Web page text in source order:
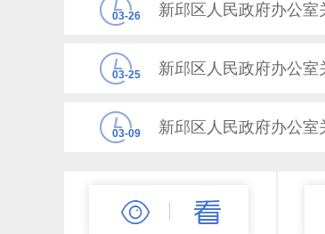
03-26 新邱区人民政府办公
03-25
03-09 新邱区人民政府办公